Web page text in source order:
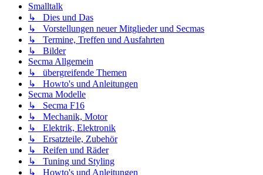
Smalltalk
↳ Dies und Das
↳ Vorstellungen neuer Mitglieder und Secmas
↳ Termine, Treffen und Ausfahrten
↳ Bilder
Secma Allgemein
↳ übergreifende Themen
↳ Howto's und Anleitungen
Secma Modelle
↳ Secma F16
↳ Mechanik, Motor
↳ Elektrik, Elektronik
↳ Ersatzteile, Zubehör
↳ Reifen und Räder
↳ Tuning und Styling
↳ Howto's und Anleitungen